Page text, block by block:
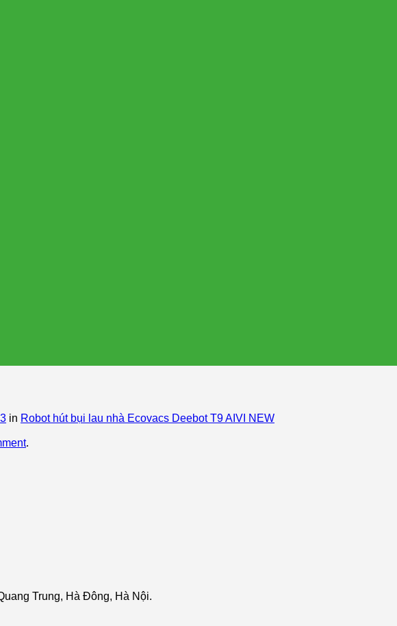
in Robot hút bụi lau nhà Ecovacs Deebot T9 AIVI NEW
.
Trung, Hà Đông, Hà Nội.